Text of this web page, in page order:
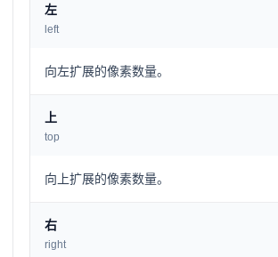
左
left
向左扩展的像素数量。
上
top
向上扩展的像素数量。
右
right